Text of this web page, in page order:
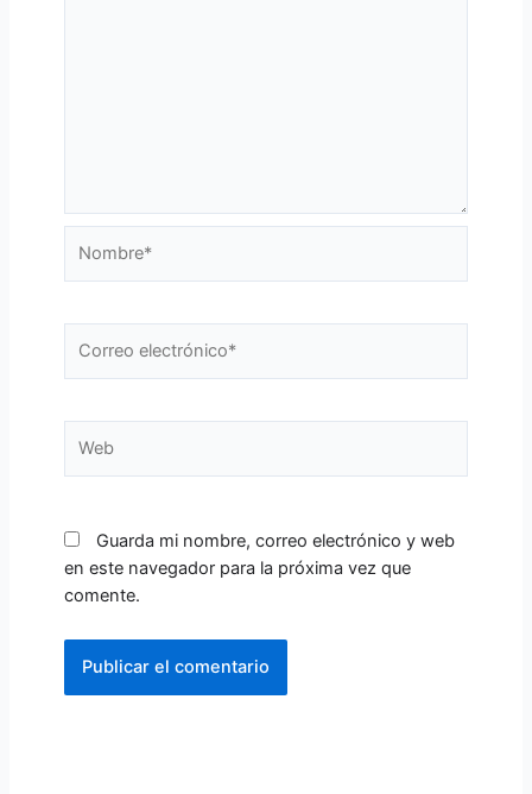
electrónico*
Guarda mi nombre, correo electrónico y web
en este navegador para la próxima vez que
comente.